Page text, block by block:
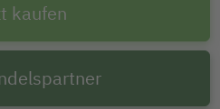
kaufen